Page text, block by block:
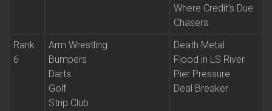
Where Credit’s Due
Chasers
Rank
6
Arm Wrestling
Bumpers
Darts
Golf
Strip Club
Death Metal
Flood in LS River
Pier Pressure
Deal Breaker